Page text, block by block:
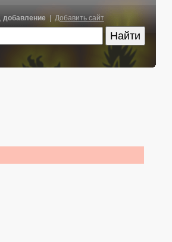
добавление| Добавить сайт